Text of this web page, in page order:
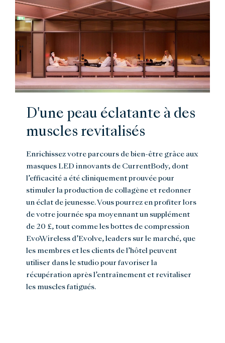
D'une peau éclatante à des
muscles revitalisés
Enrichissez votre parcours de bien-être grâce aux
masques LED innovants de CurrentBody, dont
l’efficacité a été cliniquement prouvée pour
stimuler la production de collagène et redonner
un éclat de jeunesse. Vous pourrez en profiter lors
de votre journée spa moyennant un supplément
de 20 £, tout comme les bottes de compression
EvoWireless d’Evolve, leaders sur le marché, que
les membres et les clients de l’hôtel peuvent
utiliser dans le studio pour favoriser la
récupération après l’entraînement et revitaliser
les muscles fatigués.